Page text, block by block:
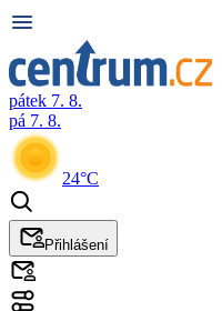
pátek 7. 8.
pá 7. 8.
24°C
Přihlášení